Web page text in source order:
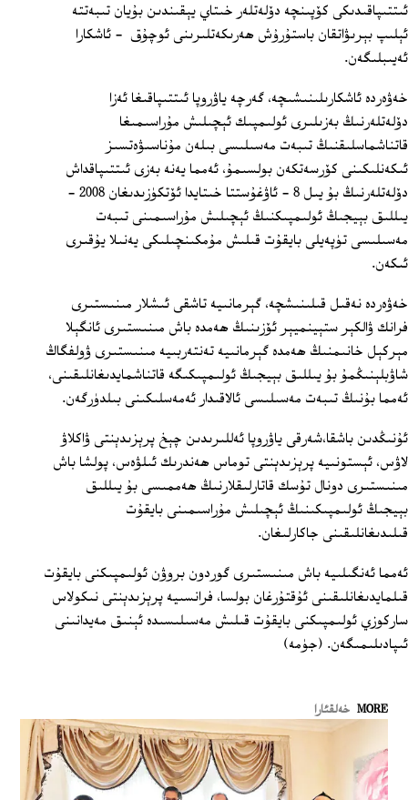
ئىتتىپاقىدىكى كۆپىنچە دۆلەتلەر خىتاي يېقىندىن بۇيان تىبەتتە
ئېلىپ بېرىۋاتقان باستۇرۇش ھەرىكەتلىرىنى ئوچۇق ‏ - ئاشكارا
ئەيىبلىگەن.
خەۋەردە ئاشكارىلىنىشىچە، گەرچە ياۋروپا ئىتتىپاقىغا ئەزا
دۆلەتلەرنىڭ بەزىلىرى ئولىمپىك ئېچىلىش مۇراسىمىغا
قاتناشماسلىقنىڭ تىبەت مەسىلىسى بىلەن مۇناسىۋەتسىز
ئىكەنلىكىنى كۆرسەتكەن بولسىمۇ، ئەمما يەنە بەزى ئىتتىپاقداش
دۆلەتلەرنىڭ بۇ يىل 8 - ئاۋغۇستتا خىتايدا ئۆتكۈزىدىغان 2008 -
يىللىق بېيجىڭ ئولىمپىكنىڭ ئېچىلىش مۇراسىمىنى تىبەت
مەسىلىسى تۈپەيلى بايقۇت قىلىش مۇمكىنچىلىكى يەنىلا يۇقىرى
ئىكەن.
خەۋەردە نەقىل قىلىنىشچە، گېرمانىيە تاشقى ئىشلار مىنىستىرى
فرانك ۋالكېر ستېينميېر ئۆزىنىڭ ھەمدە باش مىنىستىرى ئانگېلا
مېركېل خانىمنىڭ ھەمدە گېرمانىيە تەنتەربىيە مىنىستىرى ۋولفگاڭ
شاۋبلېنىڭمۇ بۇ يىللىق بېيجىڭ ئولىمپىكىگە قاتناشمايدىغانلىقىنى،
ئەمما بۇنىڭ تىبەت مەسىلىسى ئالاقىدار ئەمەسلىكىنى بىلدۈرگەن.
ئۇنىڭدىن باشقا،شەرقى ياۋروپا ئەللىرىدىن چېخ پرېزىدېنتى ۋاكلاۋ
لاۋس، ئېستونىيە پرېزىدېنتى توماس ھەندرىك ئىلۋەس، پولشا باش
مىنىستىرى دونال تۇسك قاتارلىقلارنىڭ ھەممىسى بۇ يىللىق
بېيجىڭ ئولىمپىكىنىڭ ئېچىلىش مۇراسىمىنى بايقۇت
قىلىدىغانلىقىنى جاكارلىغان.
ئەمما ئەنگىلىيە باش مىنىستىرى گوردون بروۋن ئولىمپىكنى بايقۇت
قىلمايدىغانلىقىنى ئۇقتۇرغان بولسا، فرانسىيە پرېزىدېنتى نىكولاس
ساركوزي ئولىمپىكنى بايقۇت قىلىش مەسىلىسىدە ئېنىق مەيدانىنى
ئىپادىلىمىگەن. (جۈمە)
MORE خەلقئارا